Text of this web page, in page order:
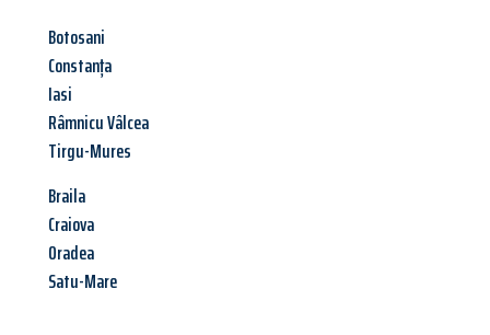
Botosani
Constanța
Iasi
Râmnicu Vâlcea
Tirgu-Mures
Braila
Craiova
Oradea
Satu-Mare